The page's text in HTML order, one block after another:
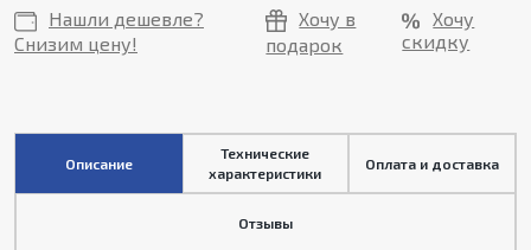
Нашли дешевле?
Снизим цену!
Хочу в
подарок
Хочу
скидку
Описание
Технические
характеристики
Оплата и доставка
Отзывы